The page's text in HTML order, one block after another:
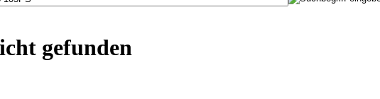
gefunden